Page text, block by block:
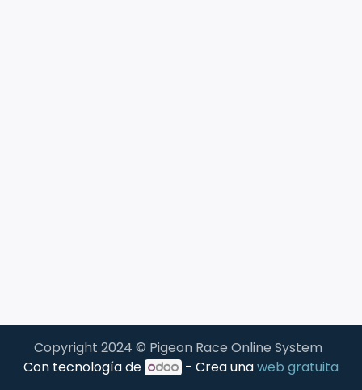
Copyright 2024 © Pigeon Race Online System
Con tecnología de
- Crea unaweb gratuita